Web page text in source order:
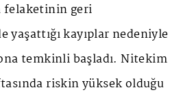
felaketinin geri
yaşattığı kayıplar nedeniyle
temkinli başladı. Nitekim
riskin yüksek olduğu